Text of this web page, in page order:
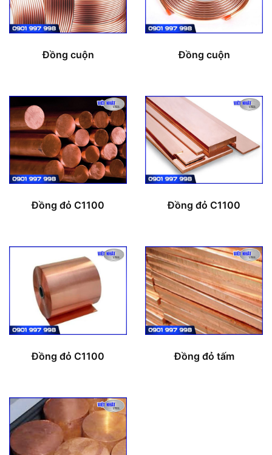
Đồng cuộn Đồng cuộn
Đồng đỏ C1100 Đồng đỏ C1100
Đồng đỏ C1100 Đồng đỏ tấm